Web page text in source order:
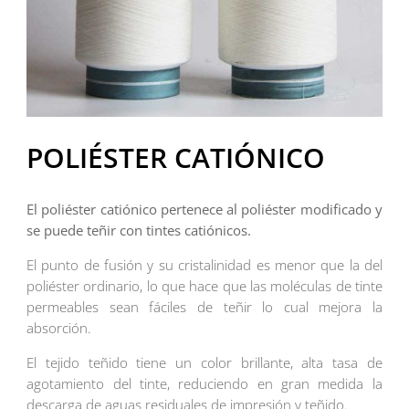
POLIÉSTER CATIÓNICO
El poliéster catiónico pertenece al poliéster modificado y
se puede teñir con tintes catiónicos.
El punto de fusión y su cristalinidad es menor que la del
poliéster ordinario, lo que hace que las moléculas de tinte
permeables sean fáciles de teñir lo cual mejora la
absorción.
El tejido teñido tiene un color brillante, alta tasa de
agotamiento del tinte, reduciendo en gran medida la
descarga de aguas residuales de impresión y teñido.